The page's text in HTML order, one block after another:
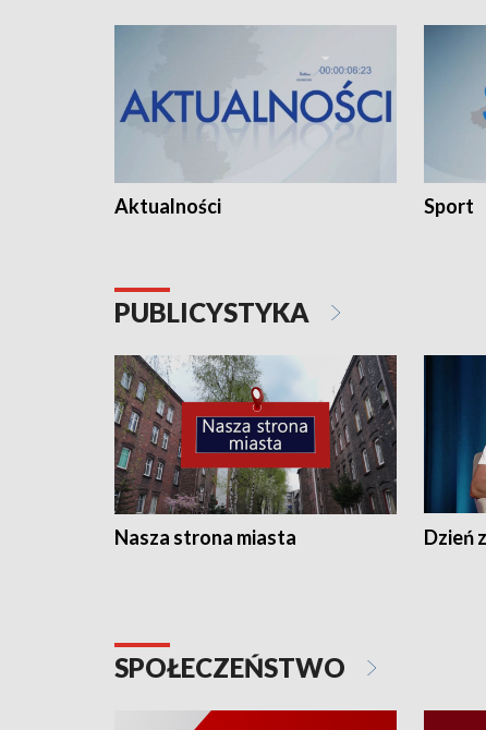
Aktualności Sport
PUBLICYSTYKA
Nasza strona miasta Dzień
SPOŁECZEŃSTWO